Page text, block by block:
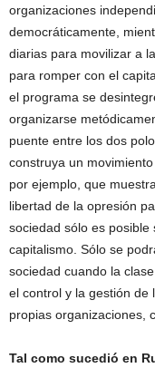
organizaciones
democráticamente,
diarias para movilizar a
para romper con el
el programa se
organizarse
puente entre los dos
construya un
por ejemplo, que
libertad de la opresión
sociedad sólo es
capitalismo. Sólo se
sociedad cuando la
el control y la gestión de
propias organizaciones,
Tal como sucedió en